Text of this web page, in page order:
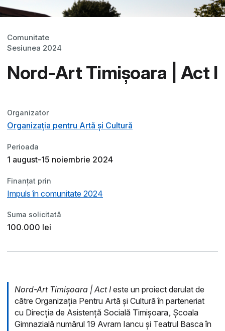
Comunitate
Sesiunea 2024
Nord-Art Timișoara | Act I
Organizator
Organizaţia pentru Artă și Cultură
Perioada
1 august-15 noiembrie 2024
Finanțat prin
Impuls în comunitate 2024
Suma solicitată
100.000 lei
Nord-Art Timișoara | Act I este un proiect derulat de
către Organizația Pentru Artă și Cultură în parteneriat
cu Direcția de Asistență Socială Timișoara, Școala
Gimnazială numărul 19 Avram Iancu și Teatrul Basca în